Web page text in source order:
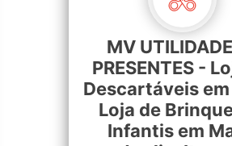
MV
PRESENTES -
Descartáveis
Loja de
Infantis em